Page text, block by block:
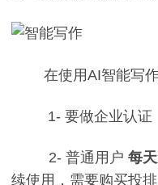
在使用AI智能写作
1- 要做企业认证
2- 普通用户 每天
续使用，需要购买投